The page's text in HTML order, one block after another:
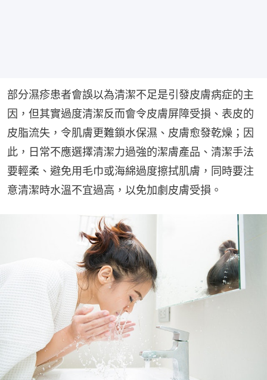
部分濕疹患者會誤以為清潔不足是引發皮膚病症的主
因，但其實過度清潔反而會令皮膚屏障受損、表皮的
皮脂流失，令肌膚更難鎖水保濕、皮膚愈發乾燥；因
此，日常不應選擇清潔力過強的潔膚產品、清潔手法
要輕柔、避免用毛巾或海綿過度擦拭肌膚，同時要注
意清潔時水溫不宜過高，以免加劇皮膚受損。